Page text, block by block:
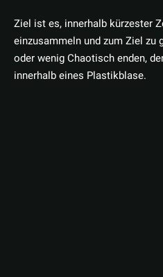
Ziel ist es, innerhalb kürzester
einzusammeln und zum Ziel zu
oder wenig Chaotisch enden,
innerhalb eines Plastikblase.